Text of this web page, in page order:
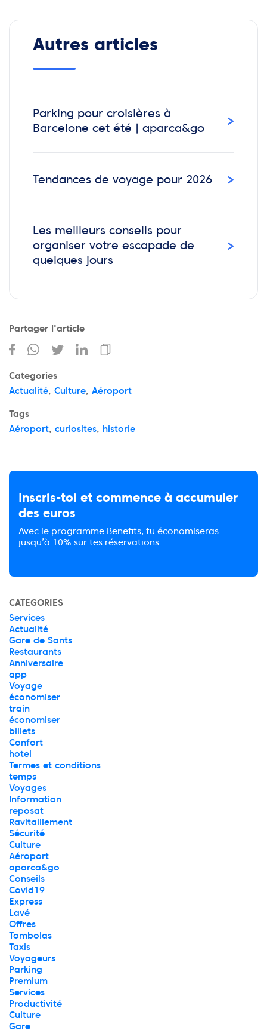
Autres articles
Parking pour croisières à
Barcelone cet été | aparca&go
›
Tendances de voyage pour 2026 ›
Les meilleurs conseils pour
organiser votre escapade de
quelques jours
›
Partager l'article
Categories
Actualité, Culture, Aéroport
Tags
Aéroport, curiosites, historie
Inscris-toi et commence à accumuler
des euros
Avec le programme Benefits, tu économiseras
jusqu’à 10% sur tes réservations.
CATEGORIES
Services
Actualité
Gare de Sants
Restaurants
Anniversaire
app
Voyage
économiser
train
économiser
billets
Confort
hotel
Termes et conditions
temps
Voyages
Information
reposat
Ravitaillement
Sécurité
Culture
Aéroport
aparca&go
Conseils
Covid19
Express
Lavé
Offres
Tombolas
Taxis
Voyageurs
Parking
Premium
Services
Productivité
Culture
Gare